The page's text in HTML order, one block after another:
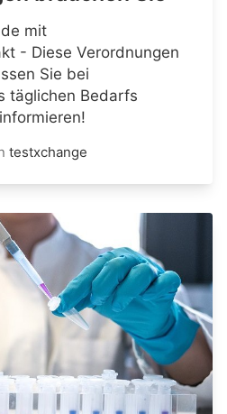
mit
- Diese Verordnungen
Sie bei
täglichen Bedarfs
testxchange